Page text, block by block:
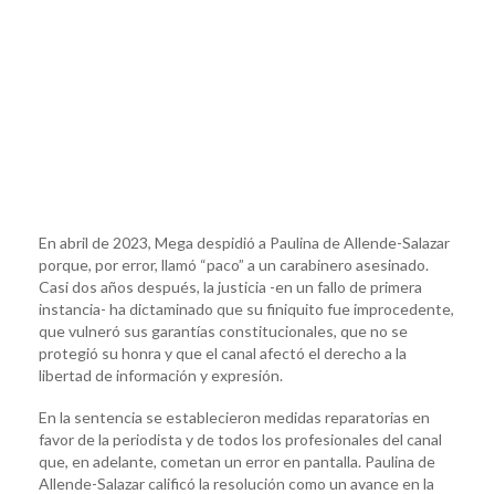
En abril de 2023, Mega despidió a Paulina de Allende-Salazar
porque, por error, llamó “paco” a un carabinero asesinado.
Casi dos años después, la justicia -en un fallo de primera
instancia- ha dictaminado que su finiquito fue improcedente,
que vulneró sus garantías constitucionales, que no se
protegió su honra y que el canal afectó el derecho a la
libertad de información y expresión.
En la sentencia se establecieron medidas reparatorias en
favor de la periodista y de todos los profesionales del canal
que, en adelante, cometan un error en pantalla. Paulina de
Allende-Salazar calificó la resolución como un avance en la